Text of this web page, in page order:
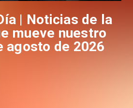
| Noticias de la
mueve nuestro
agosto de 2026